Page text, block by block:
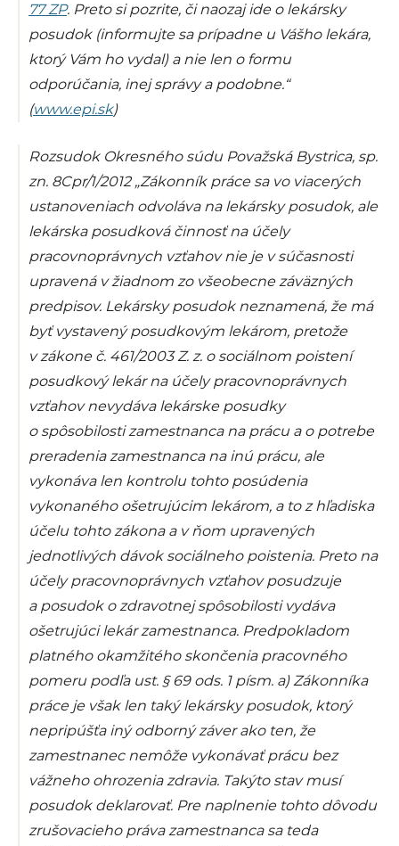
77 ZP. Preto si pozrite, či naozaj ide o lekársky
posudok (informujte sa prípadne u Vášho lekára,
ktorý Vám ho vydal) a nie len o formu
odporúčania, inej správy a podobne.“
(www.epi.sk)
Rozsudok Okresného súdu Považská Bystrica, sp.
zn. 8Cpr/1/2012 „Zákonník práce sa vo viacerých
ustanoveniach odvoláva na lekársky posudok, ale
lekárska posudková činnosť na účely
pracovnoprávnych vzťahov nie je v súčasnosti
upravená v žiadnom zo všeobecne záväzných
predpisov. Lekársky posudok neznamená, že má
byť vystavený posudkovým lekárom, pretože
v zákone č. 461/2003 Z. z. o sociálnom poistení
posudkový lekár na účely pracovnoprávnych
vzťahov nevydáva lekárske posudky
o spôsobilosti zamestnanca na prácu a o potrebe
preradenia zamestnanca na inú prácu, ale
vykonáva len kontrolu tohto posúdenia
vykonaného ošetrujúcim lekárom, a to z hľadiska
účelu tohto zákona a v ňom upravených
jednotlivých dávok sociálneho poistenia. Preto na
účely pracovnoprávnych vzťahov posudzuje
a posudok o zdravotnej spôsobilosti vydáva
ošetrujúci lekár zamestnanca. Predpokladom
platného okamžitého skončenia pracovného
pomeru podľa ust. § 69ods. 1 písm. a) Zákonníka
práce je však len taký lekársky posudok, ktorý
nepripúšťa iný odborný záver ako ten, že
zamestnanec nemôže vykonávať prácu bez
vážneho ohrozenia zdravia. Takýto stav musí
posudok deklarovať. Pre naplnenie tohto dôvodu
zrušovacieho práva zamestnanca sa teda